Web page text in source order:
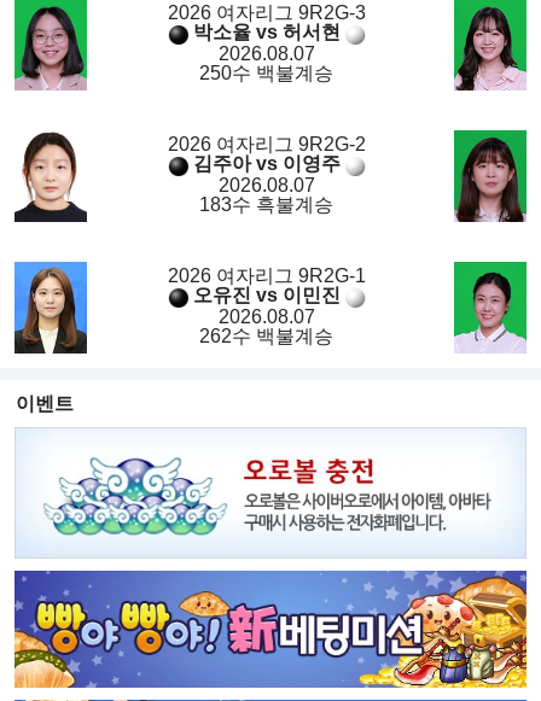
2026 여자리그 9R2G-3
박소율 vs 허서현
2026.08.07
250수 백불계승
2026 여자리그 9R2G-2
김주아 vs 이영주
2026.08.07
183수 흑불계승
2026 여자리그 9R2G-1
오유진 vs 이민진
2026.08.07
262수 백불계승
이벤트